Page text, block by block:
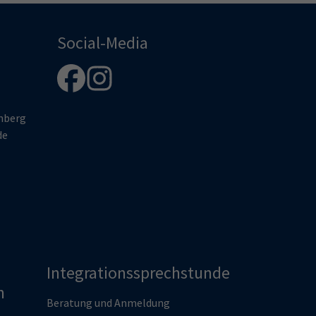
Social-Media
Integrationssprechstunde
Beratung und Anmeldung